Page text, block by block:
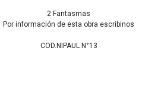
2 Fantasmas
Por información de esta obra escribinos
COD.NIPAUL N°13